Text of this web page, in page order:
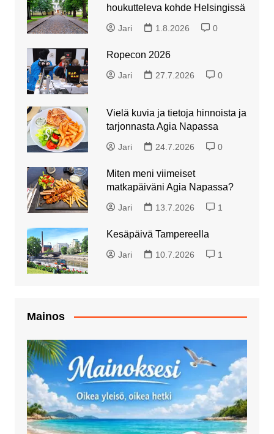
houkutteleva kohde Helsingissä
Jari 1.8.2026 0
Ropecon 2026
Jari 27.7.2026 0
Vielä kuvia ja tietoja hinnoista ja
tarjonnasta Agia Napassa
Jari 24.7.2026 0
Miten meni viimeiset
matkapäiväni Agia Napassa?
Jari 13.7.2026 1
Kesäpäivä Tampereella
Jari 10.7.2026 1
Mainos